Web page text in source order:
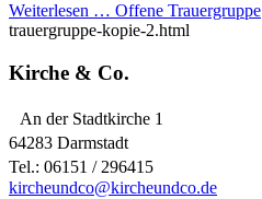
Weiterlesen … Offene Trauergruppe
trauergruppe-kopie-2.html
Kirche & Co.
An der Stadtkirche 1
64283 Darmstadt
Tel.: 06151 / 296415
kircheundco@kircheundco.de